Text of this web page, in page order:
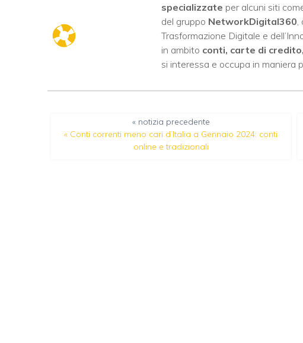
specializzate per alcuni siti
del gruppo NetworkDigital360
Trasformazione Digitale e
in ambito conti, carte di
si interessa e occupa in maniera
« notizia precedente
« Conti correnti meno cari d’Italia a Gennaio 2024: conti
online e tradizionali